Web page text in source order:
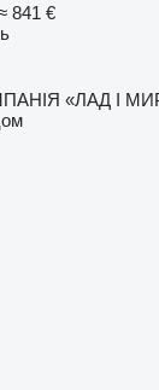
841 €
«ЛАД І